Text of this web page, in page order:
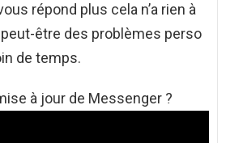
répond plus cela n’a rien à
peut-être des problèmes perso
de temps.
à jour de Messenger ?